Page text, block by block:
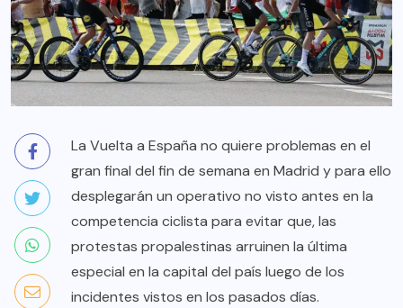
La Vuelta a España no quiere problemas en el
gran final del fin de semana en Madrid y para ello
desplegarán un operativo no visto antes en la
competencia ciclista para evitar que, las
protestas propalestinas arruinen la última
especial en la capital del país luego de los
incidentes vistos en los pasados días.